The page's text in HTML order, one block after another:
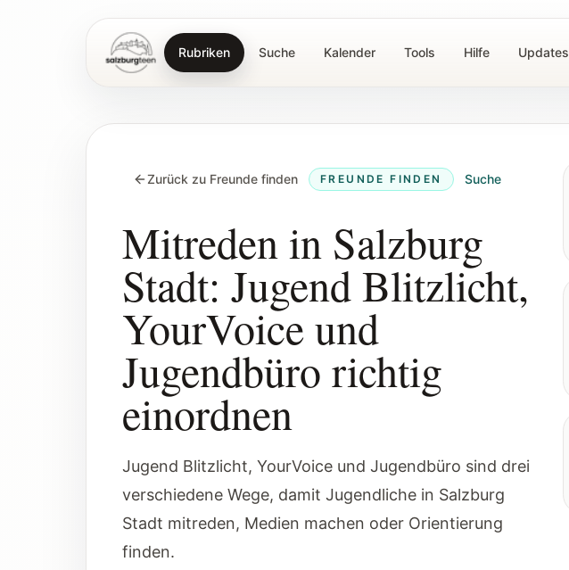
SalzburgTeenRubriken Suche Kalender Tools Hilfe Updates
Zurück zu Freunde finden FREUNDE FINDEN Suche
Mitreden in Salzburg
Stadt: Jugend Blitzlicht,
YourVoice und
Jugendbüro richtig
einordnen
Jugend Blitzlicht, YourVoice und Jugendbüro sind drei
verschiedene Wege, damit Jugendliche in Salzburg
Stadt mitreden, Medien machen oder Orientierung
finden.